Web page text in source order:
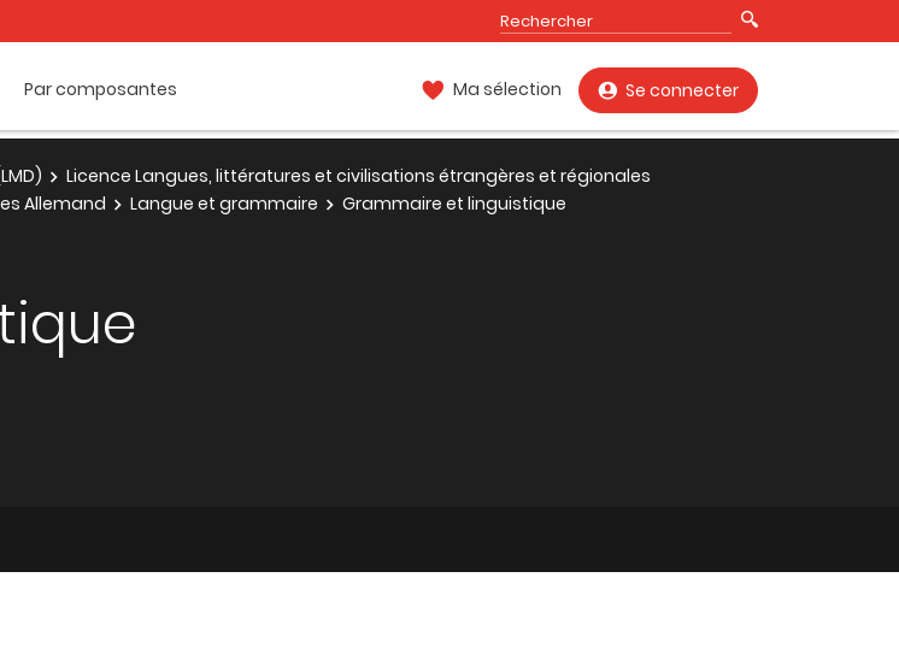
Par composantes Ma sélection Se connecter
Licence Langues, littératures et civilisations étrangères et régionales
Allemand
Langue et grammaire Grammaire et linguistique